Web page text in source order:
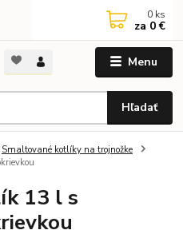
Menu
Hľadať
0 ks
za 0 €
Smaltované kotlíky na trojnožke
13 l s